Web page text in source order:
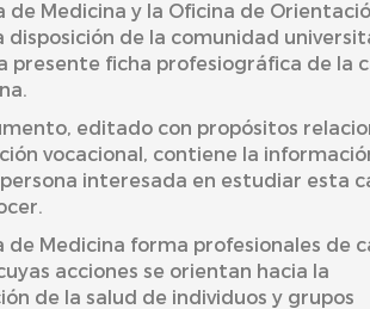
de Medicina y la Oficina de
disposición de la comunidad
presente ficha profesiográfica de la
editado con propósitos
vocacional, contiene la
interesada en estudiar esta
de Medicina forma profesionales de
acciones se orientan hacia la
de la salud de individuos y grupos